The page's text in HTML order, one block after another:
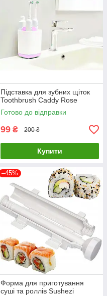
Підставка для зубних щіток
Toothbrush Caddy Rose
Готово до відправки
99 ₴ 200 ₴
Купити
–45%
Форма для приготування
суші та роллів Sushezi